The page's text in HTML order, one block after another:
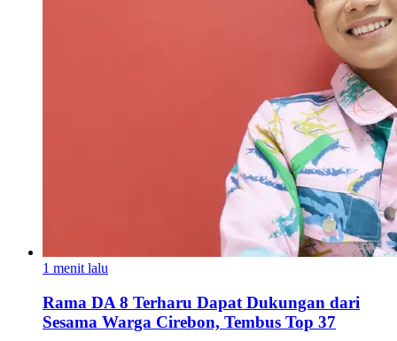
1 menit lalu
Rama DA 8 Terharu Dapat Dukungan dari
Sesama Warga Cirebon, Tembus Top 37